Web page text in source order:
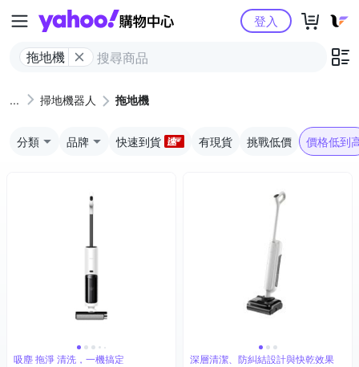
Yahoo購物中心
拖地機
登入
掃地機器人 拖地機
分類 品牌 快速到貨 有現貨 挑戰低價 價格低到
吸塵 拖淨 清洗，一機搞定 深層清潔、防糾結設計與快乾效果